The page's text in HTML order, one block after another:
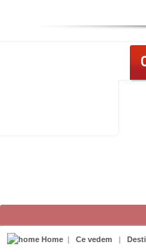
Home | Ce vedem |